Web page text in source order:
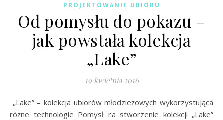
PROJEKTOWANIE UBIORU
Od pomysłu do pokazu –
jak powstała kolekcja
„Lake”
19 kwietnia 2016
„Lake” – kolekcja ubiorów młodzieżowych wykorzystująca
różne technologie Pomysł na stworzenie kolekcji „Lake”